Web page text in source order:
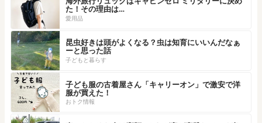
た！その理由は…
愛用品
昆虫好きは頭がよくなる？虫は知育にいいんだなぁ
ーと思った話
子どもと暮らす
子ども服の古着屋さん「キャリーオン」で激安で洋
服が買えた！
おトク情報